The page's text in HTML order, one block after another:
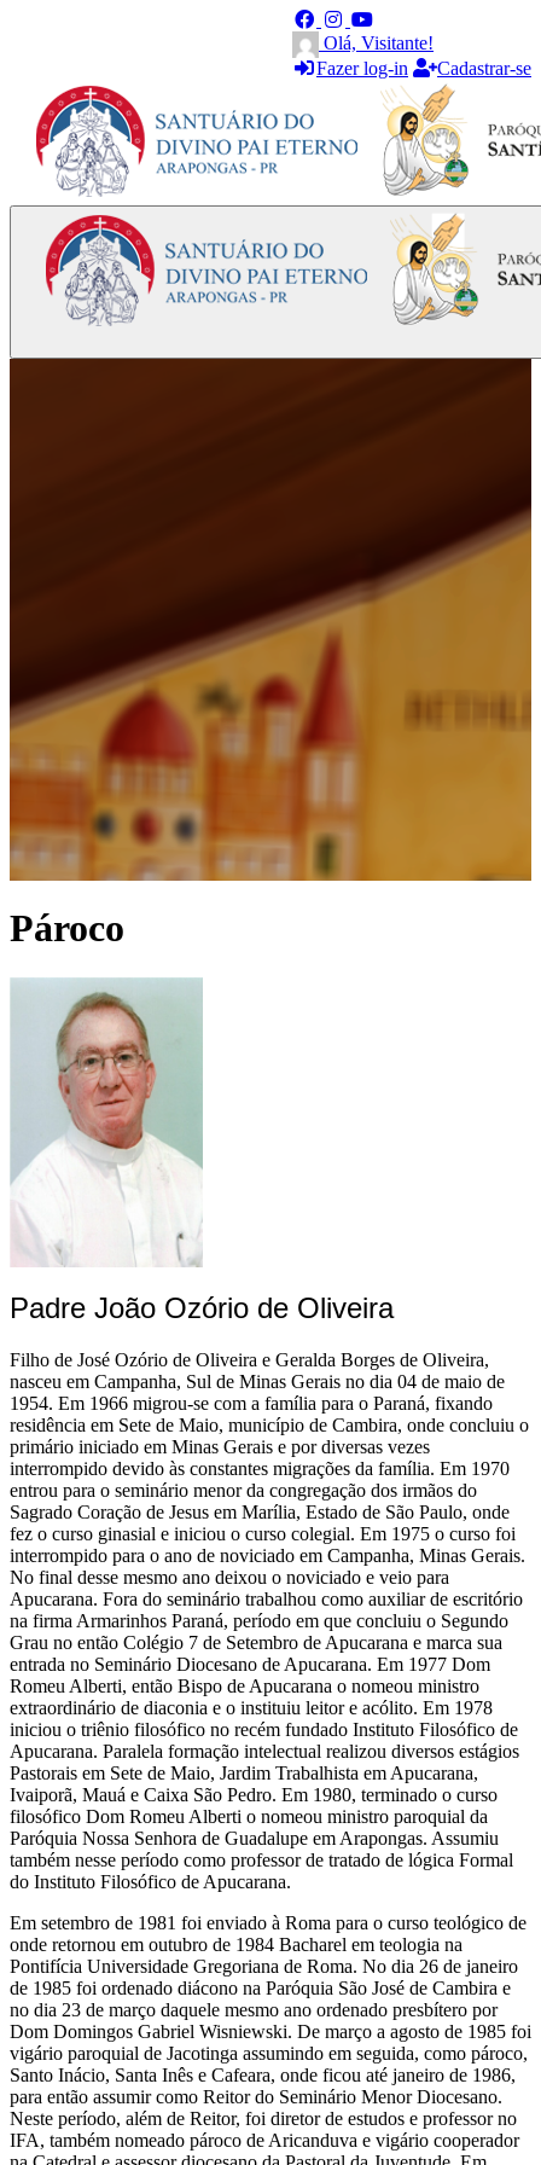
Olá, Visitante!
Fazer log-in
Cadastrar-se
Pároco
Padre João Ozório de Oliveira
Filho de José Ozório de Oliveira e Geralda Borges de Oliveira,
nasceu em Campanha, Sul de Minas Gerais no dia 04 de maio de
1954. Em 1966 migrou-se com a família para o Paraná, fixando
residência em Sete de Maio, município de Cambira, onde concluiu o
primário iniciado em Minas Gerais e por diversas vezes
interrompido devido às constantes migrações da família. Em 1970
entrou para o seminário menor da congregação dos irmãos do
Sagrado Coração de Jesus em Marília, Estado de São Paulo, onde
fez o curso ginasial e iniciou o curso colegial. Em 1975 o curso foi
interrompido para o ano de noviciado em Campanha, Minas Gerais.
No final desse mesmo ano deixou o noviciado e veio para
Apucarana. Fora do seminário trabalhou como auxiliar de escritório
na firma Armarinhos Paraná, período em que concluiu o Segundo
Grau no então Colégio 7 de Setembro de Apucarana e marca sua
entrada no Seminário Diocesano de Apucarana. Em 1977 Dom
Romeu Alberti, então Bispo de Apucarana o nomeou ministro
extraordinário de diaconia e o instituiu leitor e acólito. Em 1978
iniciou o triênio filosófico no recém fundado Instituto Filosófico de
Apucarana. Paralela formação intelectual realizou diversos estágios
Pastorais em Sete de Maio, Jardim Trabalhista em Apucarana,
Ivaiporã, Mauá e Caixa São Pedro. Em 1980, terminado o curso
filosófico Dom Romeu Alberti o nomeou ministro paroquial da
Paróquia Nossa Senhora de Guadalupe em Arapongas. Assumiu
também nesse período como professor de tratado de lógica Formal
do Instituto Filosófico de Apucarana.
Em setembro de 1981 foi enviado à Roma para o curso teológico de
onde retornou em outubro de 1984 Bacharel em teologia na
Pontifícia Universidade Gregoriana de Roma. No dia 26 de janeiro
de 1985 foi ordenado diácono na Paróquia São José de Cambira e
no dia 23 de março daquele mesmo ano ordenado presbítero por
Dom Domingos Gabriel Wisniewski. De março a agosto de 1985 foi
vigário paroquial de Jacotinga assumindo em seguida, como pároco,
Santo Inácio, Santa Inês e Cafeara, onde ficou até janeiro de 1986,
para então assumir como Reitor do Seminário Menor Diocesano.
Neste período, além de Reitor, foi diretor de estudos e professor no
IFA, também nomeado pároco de Aricanduva e vigário cooperador